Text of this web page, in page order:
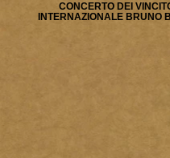
CONCERTO DEI
INTERNAZIONALE BRUNO